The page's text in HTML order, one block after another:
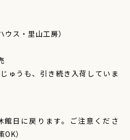
ウス・里山工房）
ゅうも、引き続き入荷していま
日に戻ります。ご注意くださ
）